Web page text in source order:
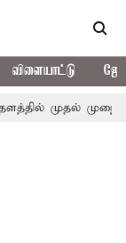
விளையாட்டு
முறையாக